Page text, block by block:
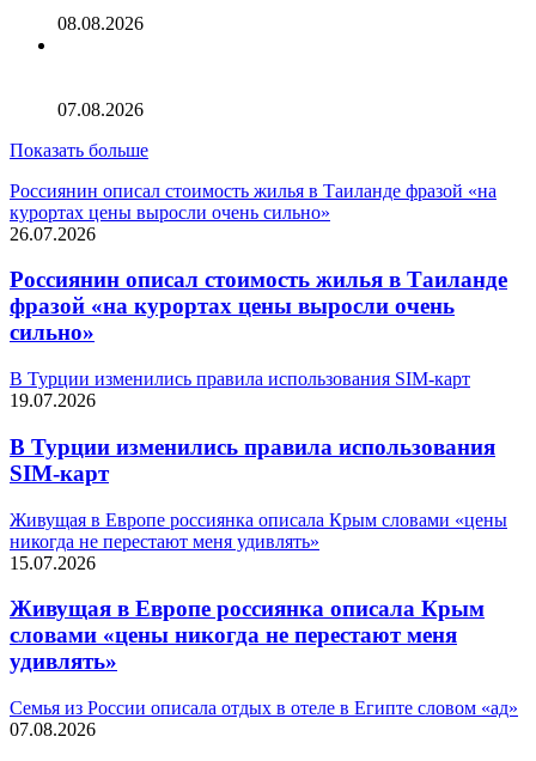
08.08.2026
07.08.2026
Показать больше
Россиянин описал стоимость жилья в Таиланде фразой «на
курортах цены выросли очень сильно»
26.07.2026
Россиянин описал стоимость жилья в Таиланде
фразой «на курортах цены выросли очень
сильно»
В Турции изменились правила использования SIM-карт
19.07.2026
В Турции изменились правила использования
SIM-карт
Живущая в Европе россиянка описала Крым словами «цены
никогда не перестают меня удивлять»
15.07.2026
Живущая в Европе россиянка описала Крым
словами «цены никогда не перестают меня
удивлять»
Семья из России описала отдых в отеле в Египте словом «ад»
07.08.2026